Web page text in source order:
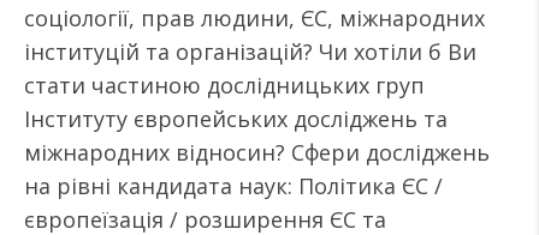
соціології, прав людини, ЄС, міжнародних
інституцій та організацій? Чи хотіли б Ви
стати частиною дослідницьких груп
Інституту європейських досліджень та
міжнародних відносин? Сфери досліджень
на рівні кандидата наук: Політика ЄС /
європеїзація / розширення ЄС та